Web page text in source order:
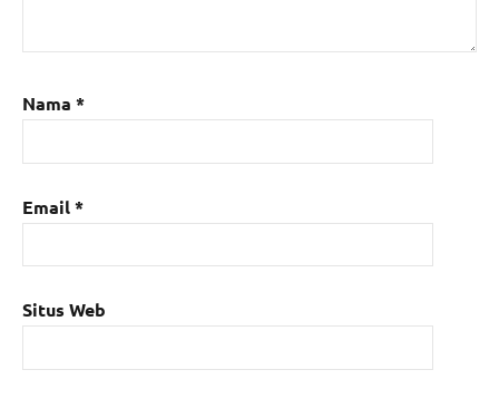
Nama *
Email*
Situs Web